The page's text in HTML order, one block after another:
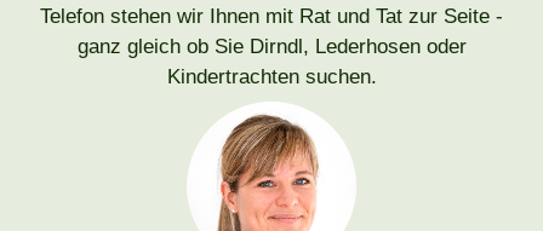
Telefon stehen wir Ihnen mit Rat und Tat zur Seite -
ganz gleich ob Sie Dirndl, Lederhosen oder
Kindertrachten suchen.